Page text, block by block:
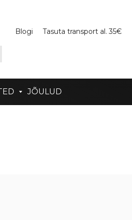
Blogi Tasuta transport al. 35€
JÕULUD